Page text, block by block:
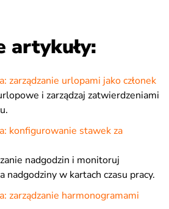
artykuły:
zarządzanie urlopami jako członek
i zarządzaj zatwierdzeniami
konfigurowanie stawek za
nadgodzin i monitoruj
nadgodziny w kartach czasu pracy.
zarządzanie harmonogramami